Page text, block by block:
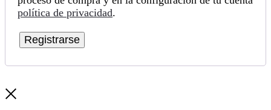
política de privacidad.
Registrarse